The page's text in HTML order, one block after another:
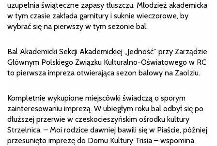
uzupełnia świąteczne zapasy tłuszczu. Młodzież akademicka
w tym czasie zakłada garnitury i suknie wieczorowe, by
wybrać się na pierwszy w tym sezonie bal.
Bal Akademicki Sekcji Akademickiej „Jedność” przy Zarządzie
Głównym Polskiego Związku Kulturalno-Oświatowego w RC
to pierwsza impreza otwierająca sezon balowy na Zaolziu.
Kompletnie wykupione miejscówki świadczą o sporym
zainteresowaniu imprezą. W ubiegłym roku bal odbył się po
dłuższej przerwie w czeskocieszyńskim ośrodku kultury
Strzelnica. – Moi rodzice dawniej bawili się w Piaście, później
przesunięto imprezę do Domu Kultury Trisia – wspomina